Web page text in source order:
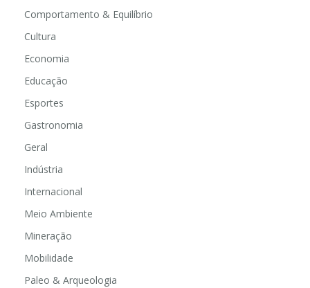
Comportamento & Equilíbrio
Cultura
Economia
Educação
Esportes
Gastronomia
Geral
Indústria
Internacional
Meio Ambiente
Mineração
Mobilidade
Paleo & Arqueologia